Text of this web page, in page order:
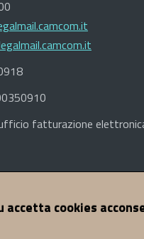
fatturazione
cookies